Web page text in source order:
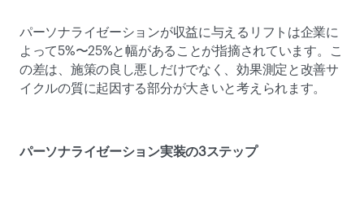
パーソナライゼーションが収益に与えるリフトは企業に
よって5%〜25%と幅があることが指摘されています。こ
の差は、施策の良し悪しだけでなく、効果測定と改善サ
イクルの質に起因する部分が大きいと考えられます。
パーソナライゼーション実装の3ステップ